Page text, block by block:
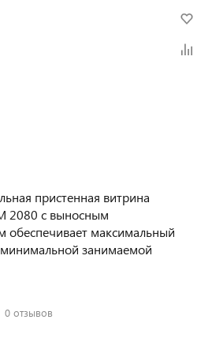
пристенная витрина
2080 с выносным
обеспечивает максимальный
занимаемой
0 отзывов